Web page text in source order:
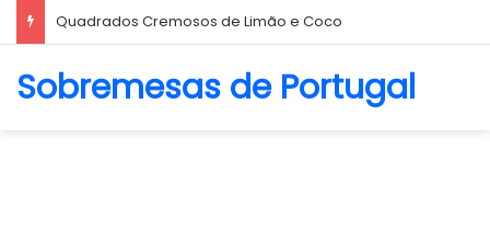
Quadrados Cremosos de Limão e Coco
Sobremesas de Portugal